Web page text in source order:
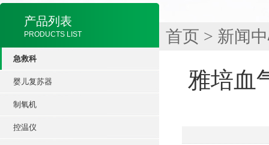
产品列表
PRODUCTS LIST
急救科
婴儿复苏器
制氧机
控温仪
首页 > 新闻
雅培血